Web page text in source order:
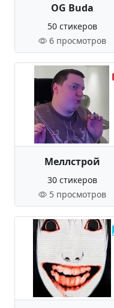
OG Buda
50 стикеров
6 просмотров
Меллстрой
30 стикеров
5 просмотров